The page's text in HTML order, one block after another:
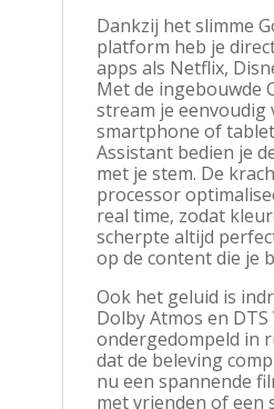
Dankzij het slimme
platform heb je
apps als Netflix,
Met de ingebouwde
stream je eenvoudig
smartphone of
Assistant bedien je
met je stem. De
processor
real time, zodat
scherpte altijd
op de content die je
Ook het geluid is
Dolby Atmos en
ondergedompeld in
dat de beleving
nu een spannende
met vrienden of een